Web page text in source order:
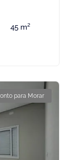
45 m²
para Morar